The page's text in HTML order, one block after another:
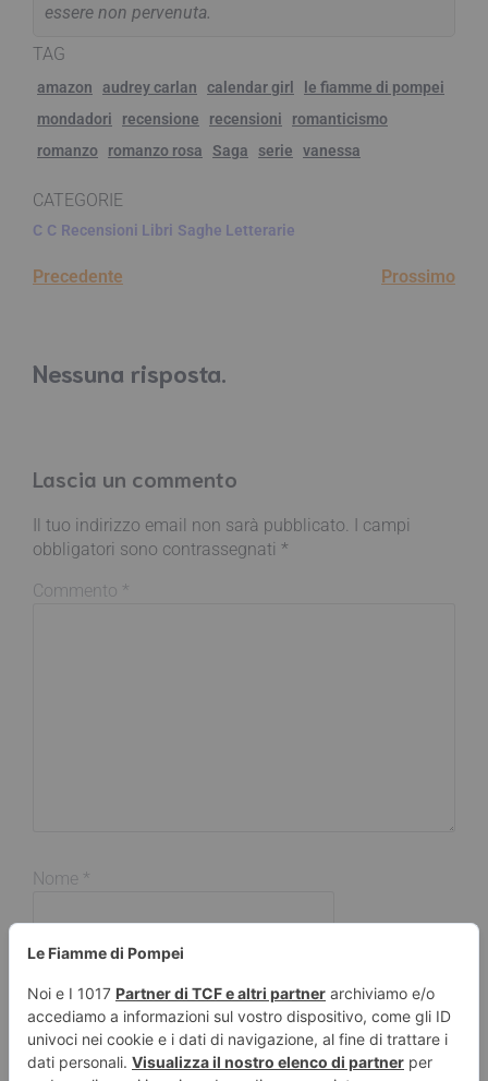
essere non pervenuta.
TAG
amazon audrey carlan calendar girl
le fiamme di pompei
mondadori
recensione recensioni
romanticismo
romanzo
romanzo rosa Saga serie vanessa
CATEGORIE
C C Recensioni Libri Saghe Letterarie
Precedente Prossimo
Nessuna risposta.
Lascia un commento
Il tuo indirizzo email non sarà pubblicato.
I campi
obbligatori sono contrassegnati *
Commento *
Nome *
Sito web